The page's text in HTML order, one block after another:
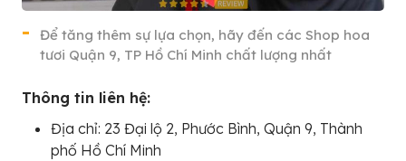
Để tăng thêm sự lựa chọn, hãy đến các Shop hoa
tươi Quận 9, TP Hồ Chí Minh chất lượng nhất
Thông tin liên hệ:
Địa chỉ: 23 Đại lộ 2, Phước Bình, Quận 9, Thành
phố Hồ Chí Minh